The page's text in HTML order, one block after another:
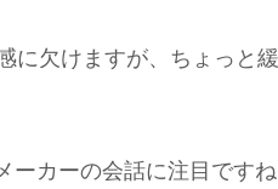
に欠けますが、ちょっと
カーの会話に注目ですね